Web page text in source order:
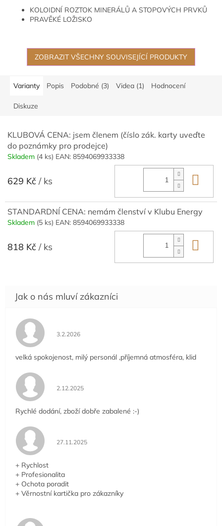
KOLOIDNÍ ROZTOK MINERÁLŮ A STOPOVÝCH PRVKŮ
PRAVĚKÉ LOŽISKO
ZOBRAZIT VŠECHNY SOUVISEJÍCÍ PRODUKTY
Varianty Popis Podobné (3) Videa (1) Hodnocení
Diskuze
KLUBOVÁ CENA: jsem členem (číslo zák. karty uveďte
do poznámky pro prodejce)
Skladem (4 ks) EAN: 8594069933338
629 Kč / ks
STANDARDNÍ CENA: nemám členství v Klubu Energy
Skladem (5 ks) EAN: 8594069933338
818 Kč / ks
Hodnocení obchodu je 5 z 5 hvězdiček.
3.2.2026
velká spokojenost, milý personál ,příjemná atmosféra, klid
Hodnocení obchodu je 5 z 5 hvězdiček.
2.12.2025
Rychlé dodání, zboží dobře zabalené :-)
Hodnocení obchodu je 5 z 5 hvězdiček.
27.11.2025
+ Rychlost
+ Profesionalita
+ Ochota poradit
+ Věrnostní kartička pro zákazníky